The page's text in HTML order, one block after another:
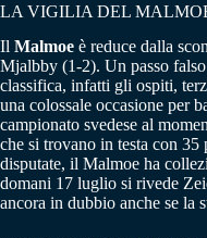
LA VIGILIA DEL
Il Malmoe è reduce dalla
Mjalbby (1-2). Un passo
classifica, infatti gli ospiti,
una colossale occasione per
campionato svedese al
che si trovano in testa con
disputate, il Malmoe ha
domani 17 luglio si rivede
ancora in dubbio anche se la